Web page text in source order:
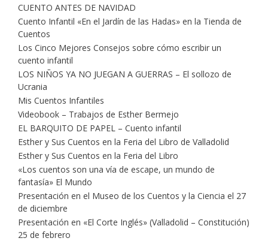
CUENTO ANTES DE NAVIDAD
Cuento Infantil «En el Jardín de las Hadas» en la Tienda de
Cuentos
Los Cinco Mejores Consejos sobre cómo escribir un
cuento infantil
LOS NIÑOS YA NO JUEGAN A GUERRAS – El sollozo de
Ucrania
Mis Cuentos Infantiles
Videobook – Trabajos de Esther Bermejo
EL BARQUITO DE PAPEL – Cuento infantil
Esther y Sus Cuentos en la Feria del Libro de Valladolid
Esther y Sus Cuentos en la Feria del Libro
«Los cuentos son una vía de escape, un mundo de
fantasía» El Mundo
Presentación en el Museo de los Cuentos y la Ciencia el 27
de diciembre
Presentación en «El Corte Inglés» (Valladolid – Constitución)
25 de febrero